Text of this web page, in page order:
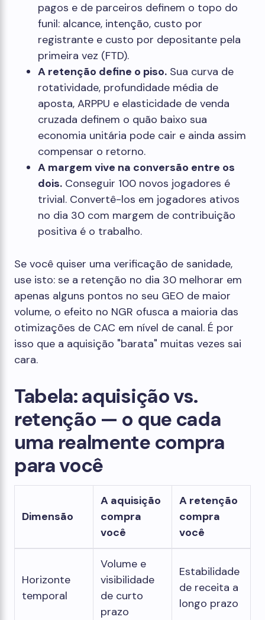
pagos e de parceiros definem o topo do
funil: alcance, intenção, custo por
registrante e custo por depositante pela
primeira vez (FTD).
A retenção define o piso. Sua curva de
rotatividade, profundidade média de
aposta, ARPPU e elasticidade de venda
cruzada definem o quão baixo sua
economia unitária pode cair e ainda assim
compensar o retorno.
A margem vive na conversão entre os
dois. Conseguir 100 novos jogadores é
trivial. Convertê-los em jogadores ativos
no dia 30 com margem de contribuição
positiva é o trabalho.
Se você quiser uma verificação de sanidade,
use isto: se a retenção no dia 30 melhorar em
apenas alguns pontos no seu GEO de maior
volume, o efeito no NGR ofusca a maioria das
otimizações de CAC em nível de canal. É por
isso que a aquisição "barata" muitas vezes sai
cara.
Tabela: aquisição vs.
retenção — o que cada
uma realmente compra
para você
Dimensão
A aquisição
compra
você
A retenção
compra
você
Horizonte
temporal
Volume e
visibilidade
de curto
prazo
Estabilidade
de receita a
longo prazo